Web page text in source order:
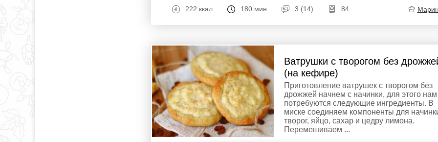
222 ккал 180 мин 3 (14) 84
Ватрушки с творогом без
(на кефире)
Приготовление ватрушек с творогом без
дрожжей начнем с начинки, для этого нам
потребуются следующие ингредиенты. В
миске соединяем компоненты для
творог, яйцо, сахар и цедру лимона.
Перемешиваем ...